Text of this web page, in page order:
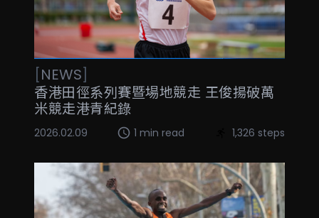
[NEWS]
香港田徑系列賽暨場地競走 王俊揚破萬
米競走港青紀錄
2026.02.09 1 min read 1,326 steps